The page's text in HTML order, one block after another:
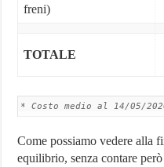
freni)
TOTALE
* Costo medio al 14/05/
Come possiamo vedere alla
equilibrio, senza contare